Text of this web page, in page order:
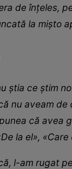
de înțeles,
la mișto
știa ce știm
nu aveam
că avea
la el»,
l-am rugat